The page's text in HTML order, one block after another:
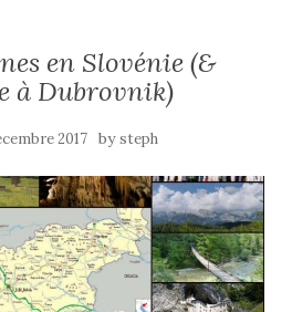
en Slovénie (&
à Dubrovnik)
2017 bysteph